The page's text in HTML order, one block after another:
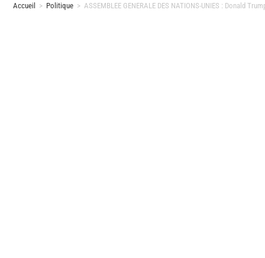
Accueil > Politique > ASSEMBLEE GENERALE DES NATIONS-UNIES : Donald